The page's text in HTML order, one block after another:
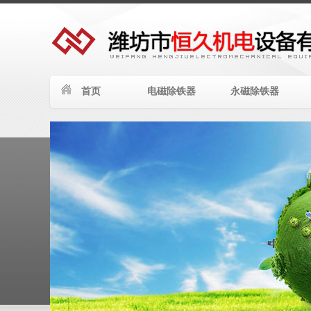
首页 电磁除铁器 永磁除铁器